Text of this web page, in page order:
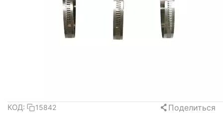
КОД: 15842 Поделиться